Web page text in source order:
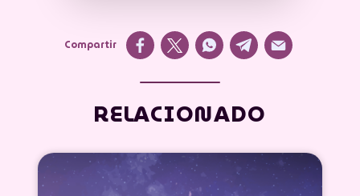
Compartir
RELACIONADO